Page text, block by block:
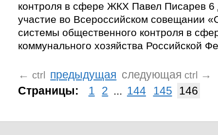
контроля в сфере ЖКХ Павел Писарев 6
участие во Всероссийском совещании
системы общественного контроля в
коммунального хозяйства Российской
← ctrl предыдущая следующая ctrl
→
Страницы:
1 2 ... 144 145 146